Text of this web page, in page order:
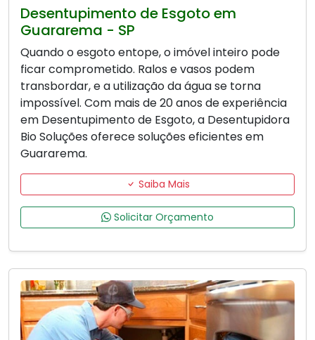
Desentupimento de Esgoto em
Guararema - SP
Quando o esgoto entope, o imóvel inteiro pode
ficar comprometido. Ralos e vasos podem
transbordar, e a utilização da água se torna
impossível. Com mais de 20 anos de experiência
em Desentupimento de Esgoto, a Desentupidora
Bio Soluções oferece soluções eficientes em
Guararema.
Saiba Mais
Solicitar Orçamento